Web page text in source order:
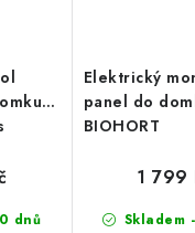
dnů
Elektrický
panel do
BIOHORT
Skladem
1 799